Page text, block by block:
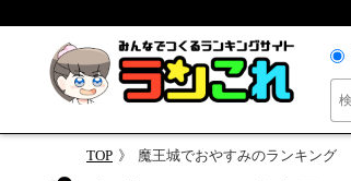
TOP 魔王城でおやすみのランキング